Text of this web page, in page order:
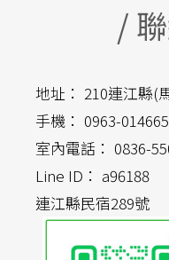
/
地址： 210連江縣(
手機： 0963-
室內電話： 0836-
Line ID： a96188
連江縣民宿289號